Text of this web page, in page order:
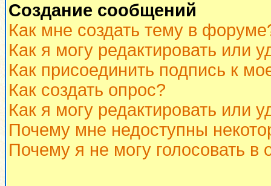
Создание сообщений
Как мне создать тему в
Как я могу редактировать или
Как присоединить подпись к
Как создать опрос?
Как я могу редактировать или
Почему мне недоступны
Почему я не могу голосовать в